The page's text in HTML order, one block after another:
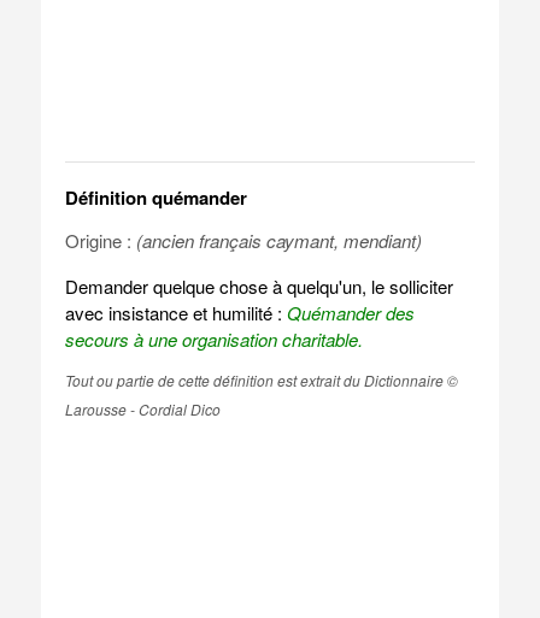
Définition quémander
Origine : (ancien français caymant, mendiant)
Demander quelque chose à quelqu'un, le solliciter
avec insistance et humilité : Quémander des
secours à une organisation charitable.
Tout ou partie de cette définition est extrait du Dictionnaire ©
Larousse - Cordial Dico